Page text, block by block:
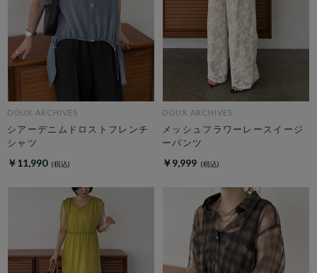
DOUX ARCHIVES
シアーデニムドロストフレンチ
シャツ
￥11,990
DOUX ARCHIVES
メッシュフラワーレースイージ
ーパンツ
￥9,999